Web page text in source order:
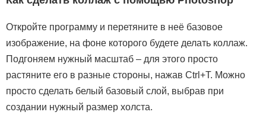
Откройте программу и перетяните в неё базовое
изображение, на фоне которого будете делать коллаж.
Подгоняем нужный масштаб – для этого просто
растяните его в разные стороны, нажав Ctrl+T. Можно
просто сделать белый базовый слой, выбрав при
создании нужный размер холста.